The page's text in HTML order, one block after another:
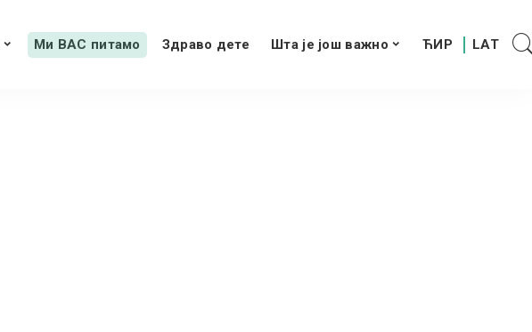
Ми ВАС питамо Здраво дете Шта је још важно